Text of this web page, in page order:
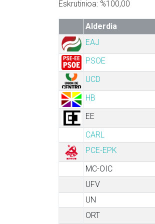
Eskrutinioa: %100,00
Alderdia
EAJ
PSOE
UCD
HB
EE
CARL
PCE-EPK
MC-OIC
UFV
UN
ORT